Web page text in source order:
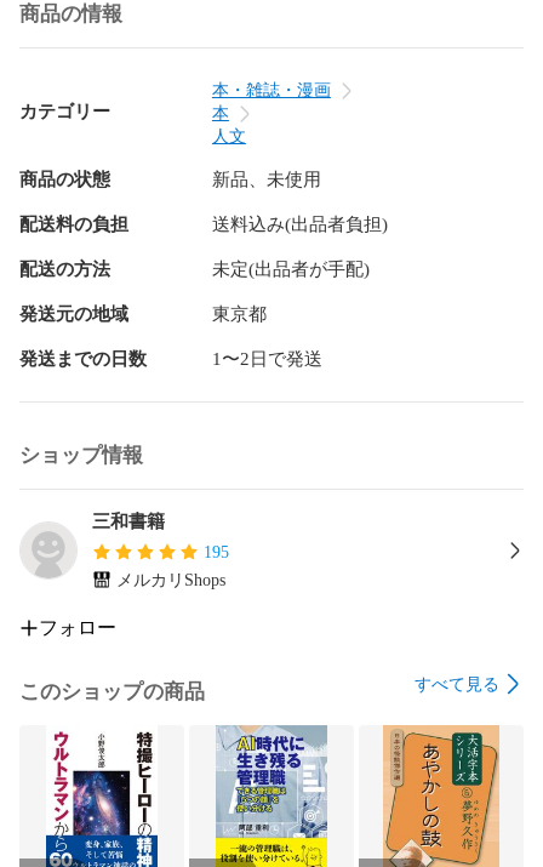
著者プロフィール
山岸健［ヤマギシタケシ］
１９３４年１１月７日、新潟県長岡市に生まれる。１９５７
年３月、慶応義塾大学文学部卒業（社会学専攻）。１９６２
程修了。１９６７年９月〜１９６８年９月、イギリス留学。
１９７３年９月、社会学博士。１９７６年４月、慶応義塾大
学文学部教授、１９９９年３月まで在職する。慶応義塾大学
名誉教授。１９９９年４月、大妻女子大学人間関係学部教
授。研究領域は社会学的人間学、社会学理論・学説、日常生
活の社会学、文化社会学、都市論、風景論、絵画論、生活空
商品の情報
カテゴリー
本・雑誌・漫画
本
人文
商品の状態 新品、未使用
配送料の負担 送料込み(出品者負担)
配送の方法 未定(出品者が手配)
発送元の地域 東京都
発送までの日数 1〜2日で発送
ショップ情報
三和書籍
195
メルカリShops
フォロー
このショップの商品 すべて見る